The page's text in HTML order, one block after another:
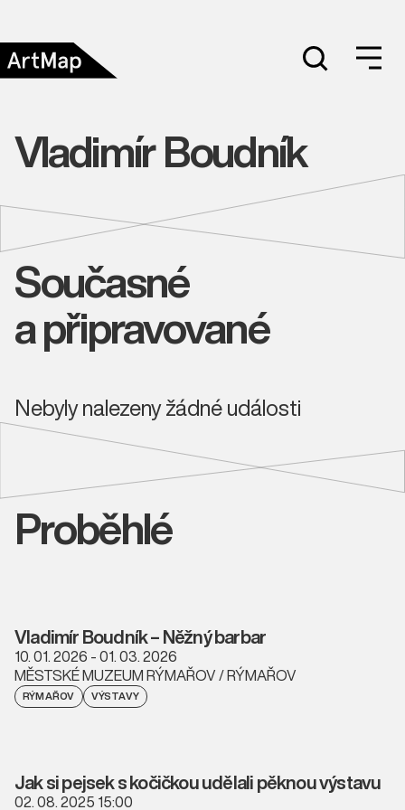
Vladimír Boudník
Současné
a připravované
Nebyly nalezeny žádné události
Proběhlé
Vladimír Boudník – Něžný barbar
10. 01. 2026 - 01. 03. 2026
MĚSTSKÉ MUZEUM RÝMAŘOV / RÝMAŘOV
RÝMAŘOV VÝSTAVY
Jak si pejsek s kočičkou udělali pěknou výstavu
02. 08. 2025 15:00